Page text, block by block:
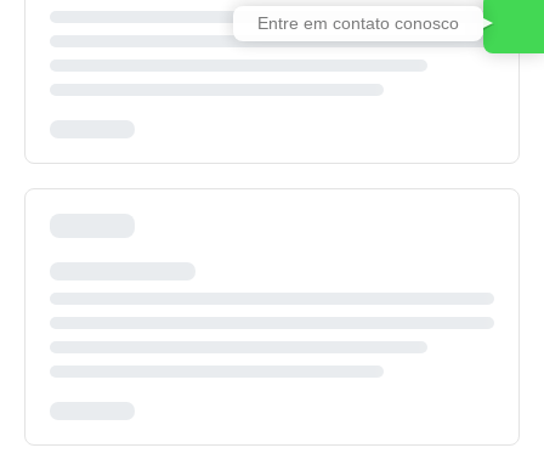
Entre em contato conosco